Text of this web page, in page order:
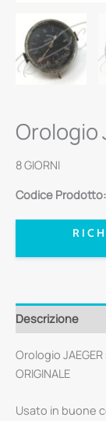
Orologio
8 GIORNI
Codice Prodotto:
Descrizione
Orologio
ORIGINALE
Usato in buone